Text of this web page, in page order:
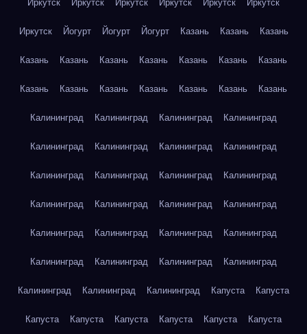
Иркутск Иркутск Иркутск Иркутск Иркутск Иркутск
Иркутск Йогурт Йогурт Йогурт Казань Казань Казань
Казань Казань Казань Казань Казань Казань Казань
Казань Казань Казань Казань Казань Казань Казань
Калининград Калининград Калининград Калининград
Калининград Калининград Калининград Калининград
Калининград Калининград Калининград Калининград
Калининград Калининград Калининград Калининград
Калининград Калининград Калининград Калининград
Калининград Калининград Калининград Калининград
Калининград Калининград Калининград Капуста Капуста
Капуста Капуста Капуста Капуста Капуста Капуста